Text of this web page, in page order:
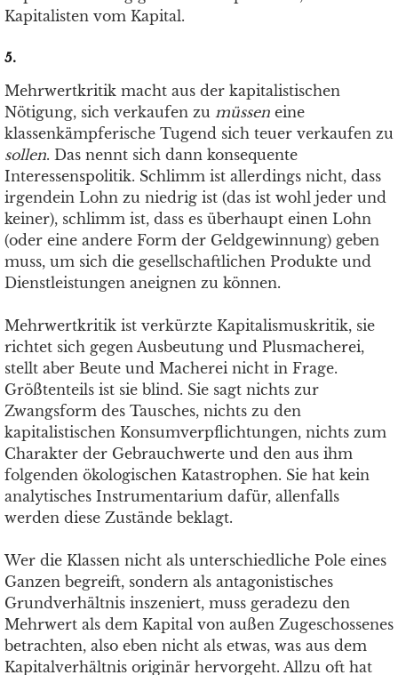
Kapitalisten vom Kapital.
5.
Mehrwertkritik macht aus der kapitalistischen
Nötigung, sich verkaufen zu müssen eine
klassenkämpferische Tugend sich teuer verkaufen zu
sollen. Das nennt sich dann konsequente
Interessenspolitik. Schlimm ist allerdings nicht, dass
irgendein Lohn zu niedrig ist (das ist wohl jeder und
keiner), schlimm ist, dass es überhaupt einen Lohn
(oder eine andere Form der Geldgewinnung) geben
muss, um sich die gesellschaftlichen Produkte und
Dienstleistungen aneignen zu können.
Mehrwertkritik ist verkürzte Kapitalismuskritik, sie
richtet sich gegen Ausbeutung und Plusmacherei,
stellt aber Beute und Macherei nicht in Frage.
Größtenteils ist sie blind. Sie sagt nichts zur
Zwangsform des Tausches, nichts zu den
kapitalistischen Konsumverpflichtungen, nichts zum
Charakter der Gebrauchwerte und den aus ihm
folgenden ökologischen Katastrophen. Sie hat kein
analytisches Instrumentarium dafür, allenfalls
werden diese Zustände beklagt.
Wer die Klassen nicht als unterschiedliche Pole eines
Ganzen begreift, sondern als antagonistisches
Grundverhältnis inszeniert, muss geradezu den
Mehrwert als dem Kapital von außen Zugeschossenes
betrachten, also eben nicht als etwas, was aus dem
Kapitalverhältnis originär hervorgeht. Allzu oft hat